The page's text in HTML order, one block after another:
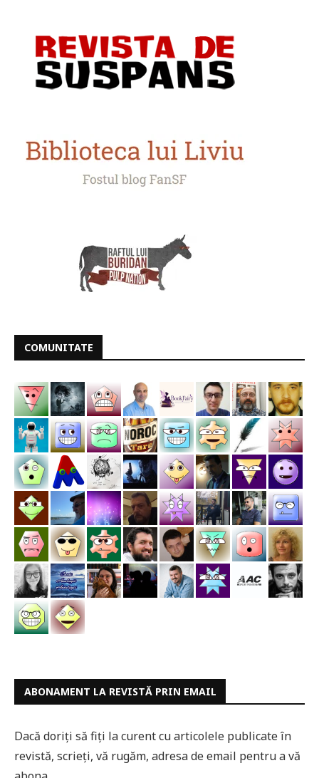
COMUNITATE
ABONAMENT LA REVISTĂ PRIN EMAIL
Dacă doriți să fiți la curent cu articolele publicate în
revistă, scrieți, vă rugăm, adresa de email pentru a vă